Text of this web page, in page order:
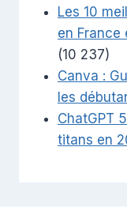
Les 10
en France
(10 237)
Canva :
les
ChatGPT
titans en